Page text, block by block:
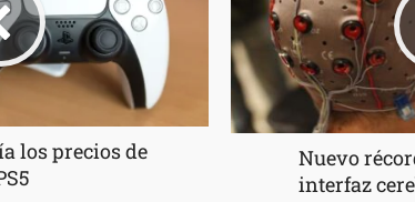
los precios de
Nuevo
interfaz